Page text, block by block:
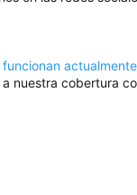
nuestra cobertura